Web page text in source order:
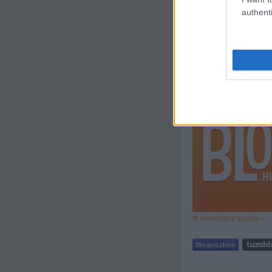
Itt olvashatsz tovább »